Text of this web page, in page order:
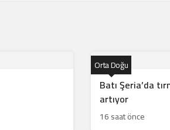
Batı Şeria’da
artıyor
Orta Doğu
16 saat önce